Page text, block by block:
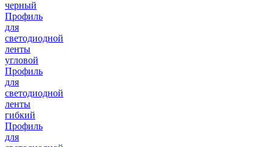
черный
Профиль
для
светодиодной
ленты
угловой
Профиль
для
светодиодной
ленты
гибкий
Профиль
для